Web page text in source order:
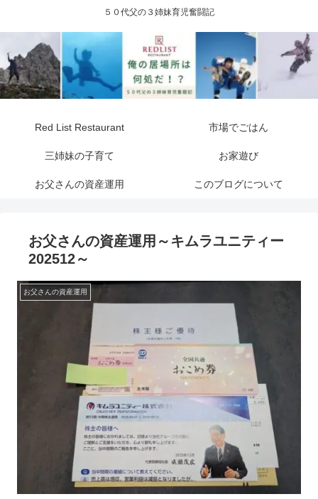
５０代父の３姉妹育児奮闘記
Red List Restaurant 市場でごはん
三姉妹の子育て お家遊び
お父さんの資産運用 このブログについて
お父さんの資産運用～キムラユニティー
202512～
お父さんの資産運用